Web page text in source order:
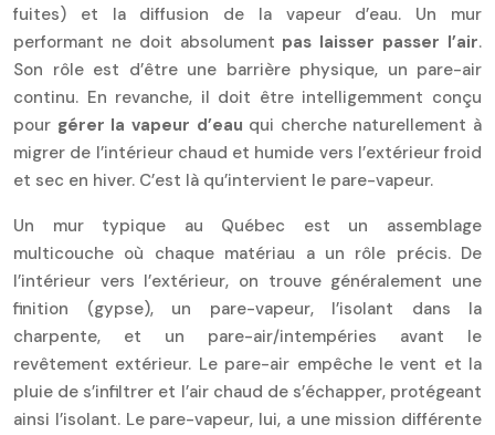
fuites) et la diffusion de la vapeur d’eau. Un mur
performant ne doit absolument pas laisser passer l’air.
Son rôle est d’être une barrière physique, un pare-air
continu. En revanche, il doit être intelligemment conçu
pour gérer la vapeur d’eau qui cherche naturellement à
migrer de l’intérieur chaud et humide vers l’extérieur froid
et sec en hiver. C’est là qu’intervient le pare-vapeur.
Un mur typique au Québec est un assemblage
multicouche où chaque matériau a un rôle précis. De
l’intérieur vers l’extérieur, on trouve généralement une
finition (gypse), un pare-vapeur, l’isolant dans la
charpente, et un pare-air/intempéries avant le
revêtement extérieur. Le pare-air empêche le vent et la
pluie de s’infiltrer et l’air chaud de s’échapper, protégeant
ainsi l’isolant. Le pare-vapeur, lui, a une mission différente